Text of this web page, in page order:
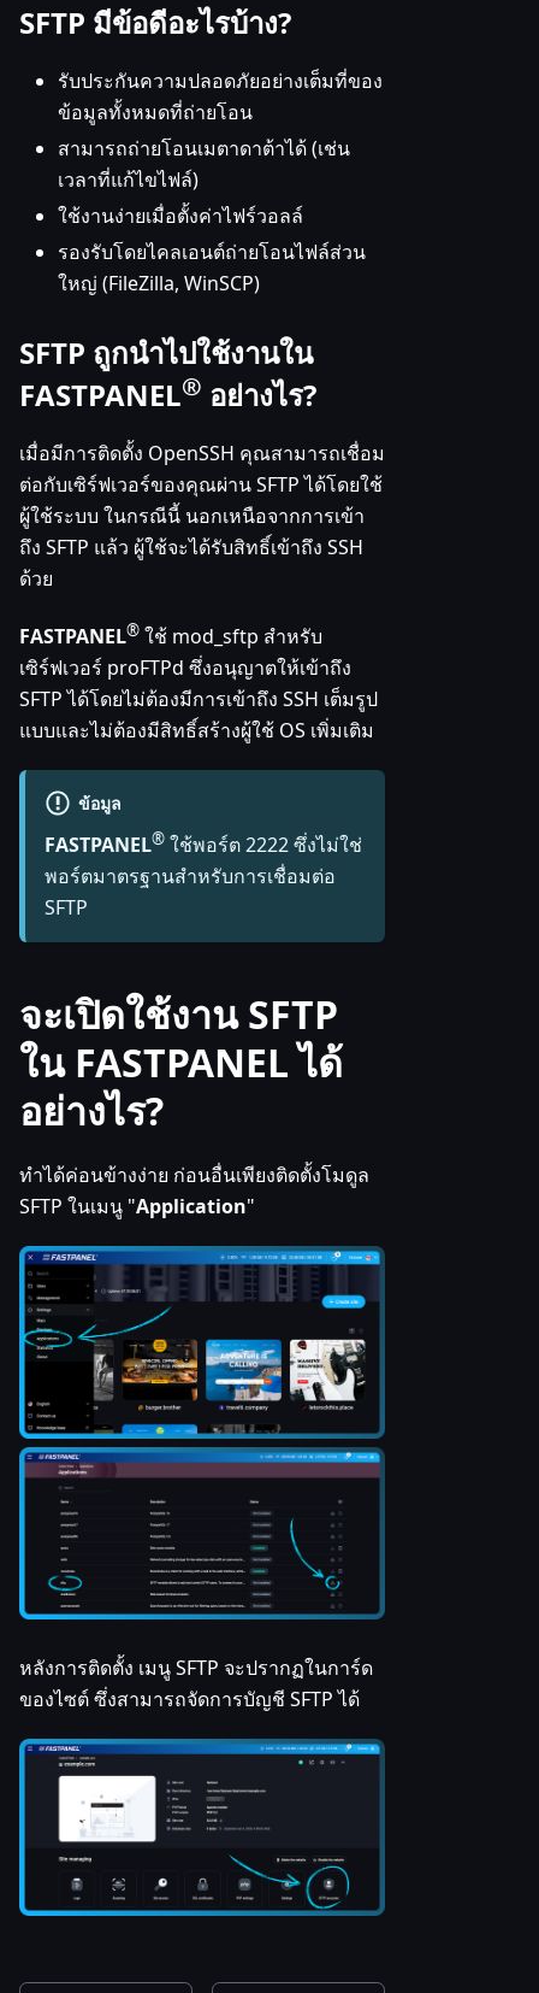
SFTP มีข้อดีอะไรบ้าง?
รับประกันความปลอดภัยอย่างเต็มที่ของ
ข้อมูลทั้งหมดที่ถ่ายโอน
สามารถถ่ายโอนเมตาดาต้าได้ (เช่น
เวลาที่แก้ไขไฟล์)
ใช้งานง่ายเมื่อตั้งค่าไฟร์วอลล์
รองรับโดยไคลเอนต์ถ่ายโอนไฟล์ส่วน
ใหญ่ (FileZilla, WinSCP)
SFTP ถูกนำไปใช้งานใน
FASTPANEL® อย่างไร?
เมื่อมีการติดตั้ง OpenSSH คุณสามารถเชื่อม
ต่อกับเซิร์ฟเวอร์ของคุณผ่าน SFTP ได้โดยใช้
ผู้ใช้ระบบ ในกรณีนี้ นอกเหนือจากการเข้า
ถึง SFTP แล้ว ผู้ใช้จะได้รับสิทธิ์เข้าถึง SSH
ด้วย
FASTPANEL® ใช้ mod_sftp สำหรับ
เซิร์ฟเวอร์ proFTPd ซึ่งอนุญาตให้เข้าถึง
SFTP ได้โดยไม่ต้องมีการเข้าถึง SSH เต็มรูป
แบบและไม่ต้องมีสิทธิ์สร้างผู้ใช้ OS เพิ่มเติม
ข้อมูล
FASTPANEL® ใช้พอร์ต 2222 ซึ่งไม่ใช่
พอร์ตมาตรฐานสำหรับการเชื่อมต่อ
SFTP
จะเปิดใช้งาน SFTP
ใน FASTPANEL ได้
อย่างไร?
ทำได้ค่อนข้างง่าย ก่อนอื่นเพียงติดตั้งโมดูล
SFTP ในเมนู "Application"
หลังการติดตั้ง เมนู SFTP จะปรากฏในการ์ด
ของไซต์ ซึ่งสามารถจัดการบัญชี SFTP ได้